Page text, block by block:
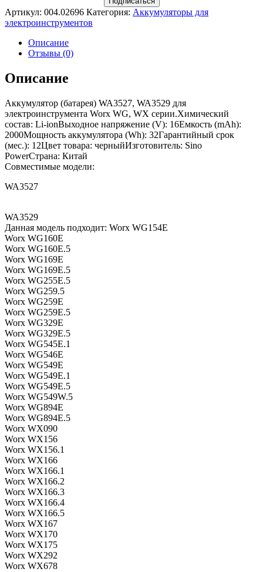
Артикул: 004.02696 Категория: Аккумуляторы для
электроинструментов
Описание
Отзывы (0)
Описание
Аккумулятор (батарея) WA3527, WA3529 для
электроинструмента Worx WG, WX серии.Химический
состав: Li-ionВыходное напряжение (V): 16Емкость (mAh):
2000Мощность аккумулятора (Wh): 32Гарантийный срок
(мес.): 12Цвет товара: черныйИзготовитель: Sino
PowerСтрана: Китай
Совместимые модели:
WA3527
WA3529
Данная модель подходит: Worx WG154E
Worx WG160E
Worx WG160E.5
Worx WG169E
Worx WG169E.5
Worx WG255E.5
Worx WG259.5
Worx WG259E
Worx WG259E.5
Worx WG329E
Worx WG329E.5
Worx WG545E.1
Worx WG546E
Worx WG549E
Worx WG549E.1
Worx WG549E.5
Worx WG549W.5
Worx WG894E
Worx WG894E.5
Worx WX090
Worx WX156
Worx WX156.1
Worx WX166
Worx WX166.1
Worx WX166.2
Worx WX166.3
Worx WX166.4
Worx WX166.5
Worx WX167
Worx WX170
Worx WX175
Worx WX292
Worx WX678